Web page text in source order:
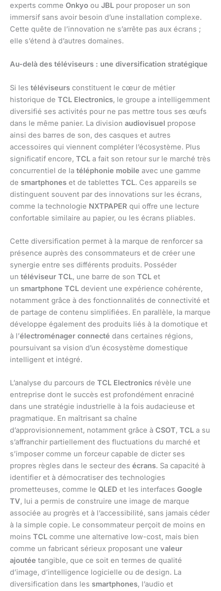
experts comme Onkyo ou JBL pour proposer un son
immersif sans avoir besoin d’une installation complexe.
Cette quête de l’innovation ne s’arrête pas aux écrans ;
elle s’étend à d’autres domaines.
Au-delà des téléviseurs : une diversification stratégique
Si les téléviseurs constituent le cœur de métier
historique de TCL Electronics, le groupe a intelligemment
diversifié ses activités pour ne pas mettre tous ses œufs
dans le même panier. La division audiovisuel propose
ainsi des barres de son, des casques et autres
accessoires qui viennent compléter l’écosystème. Plus
significatif encore, TCL a fait son retour sur le marché très
concurrentiel de la téléphonie mobile avec une gamme
de smartphones et de tablettes TCL. Ces appareils se
distinguent souvent par des innovations sur les écrans,
comme la technologie NXTPAPER qui offre une lecture
confortable similaire au papier, ou les écrans pliables.
Cette diversification permet à la marque de renforcer sa
présence auprès des consommateurs et de créer une
synergie entre ses différents produits. Posséder
un téléviseur TCL, une barre de son TCL et
un smartphone TCL devient une expérience cohérente,
notamment grâce à des fonctionnalités de connectivité et
de partage de contenu simplifiées. En parallèle, la marque
développe également des produits liés à la domotique et
à l’électroménager connecté dans certaines régions,
poursuivant sa vision d’un écosystème domestique
intelligent et intégré.
L’analyse du parcours de TCL Electronics révèle une
entreprise dont le succès est profondément enraciné
dans une stratégie industrielle à la fois audacieuse et
pragmatique. En maîtrisant sa chaîne
d’approvisionnement, notamment grâce à CSOT, TCL a su
s’affranchir partiellement des fluctuations du marché et
s’imposer comme un forceur capable de dicter ses
propres règles dans le secteur des écrans. Sa capacité à
identifier et à démocratiser des technologies
prometteuses, comme le QLED et les interfaces Google
TV, lui a permis de construire une image de marque
associée au progrès et à l’accessibilité, sans jamais céder
à la simple copie. Le consommateur perçoit de moins en
moins TCL comme une alternative low-cost, mais bien
comme un fabricant sérieux proposant une valeur
ajoutée tangible, que ce soit en termes de qualité
d’image, d’intelligence logicielle ou de design. La
diversification dans les smartphones, l’audio et